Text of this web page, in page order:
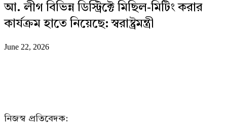
আ. লীগ বিভিন্ন ডিস্ট্রিক্টে মিছিল-মিটিং করার
কার্যক্রম হাতে নিয়েছে: স্বরাষ্ট্রমন্ত্রী
June 22, 2026
নিজস্ব প্রতিবেদক: